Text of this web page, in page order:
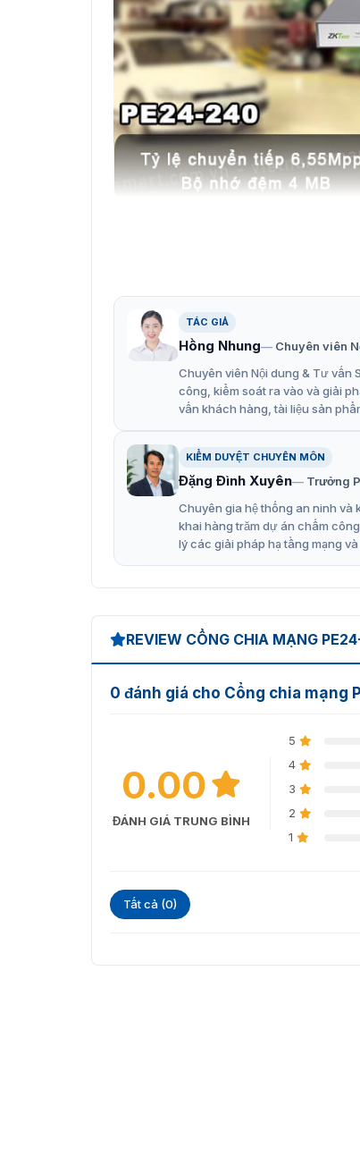
Tính năng nổi bật của cổng chia
Hỗ trợ bảo mật cổng, giám sát cổng.
Hỗ trợ quản lý web, SNMP.
Hỗ trợ bằng thông lên đến 64GB.
Sản phẩm được tích hợp rất nhiều
cung cấp các loại thiêt bị chia mạng
khảo các sản phẩm khác tạithiết bị
phù hợp nhất.
Ưu đãi khi mua sản phẩm
Chúng tôi với hơn 10 năm hoạt động
giá về sản phẩm.
TÁC GIẢ
Hồng Nhung
Chuyên viên
Chuyên viên Nội dung & Tư vấn
công, kiểm soát ra vào và giải
vấn khách hàng, tài liệu sản
KIỂM DUYỆT CHUYÊN MÔN
Đặng Đình Xuyên
Trưởng
Chuyên gia hệ thống an ninh và
khai hàng trăm dự án chấm
lý các giải pháp hạ tầng mạng
REVIEW CỔNG CHIA MẠNG
0 đánh giá cho Cổng chia mạng
0.00
ĐÁNH GIÁ TRUNG BÌNH
5
4
3
2
1
Tất cả (0)